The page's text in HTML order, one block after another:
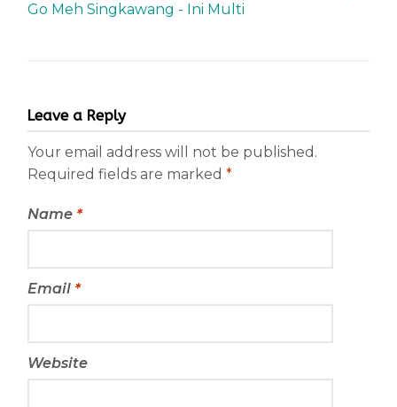
Go Meh Singkawang - Ini Multi
Leave a Reply
Your email address will not be published.
Required fields are marked*
Name *
Email *
Website